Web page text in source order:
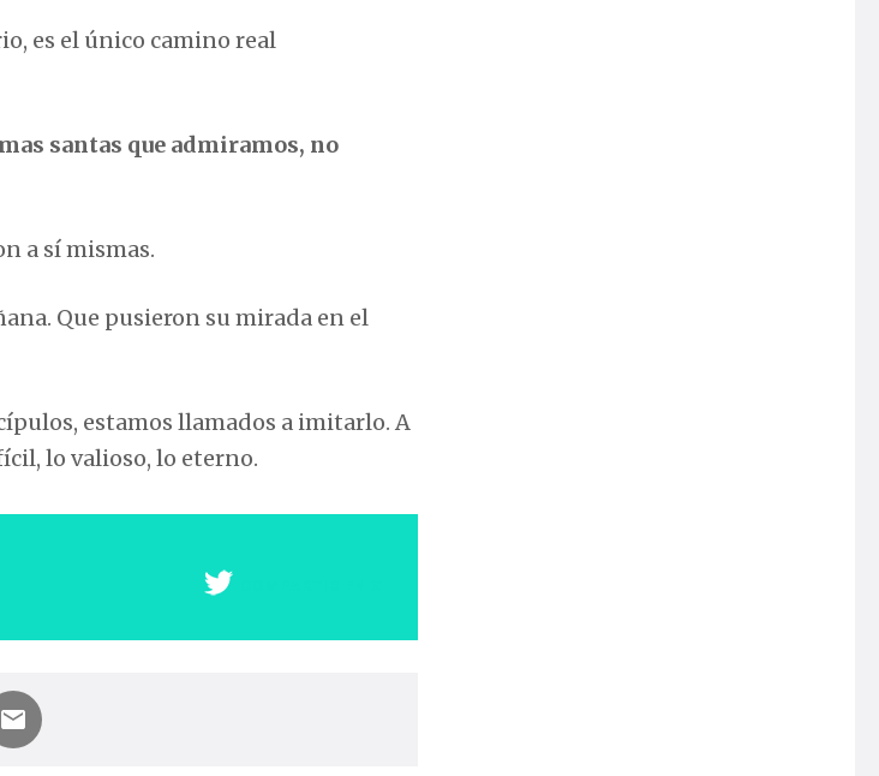
es el único camino real
santas que admiramos, no
a sí mismas.
Que pusieron su mirada en el
estamos llamados a imitarlo. A
lo valioso, lo eterno.